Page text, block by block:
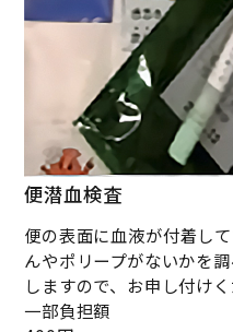
便潜血検査
便の表面に血液が付着し
んやポリープがないかを
しますので、お申し付けく
一部負担額